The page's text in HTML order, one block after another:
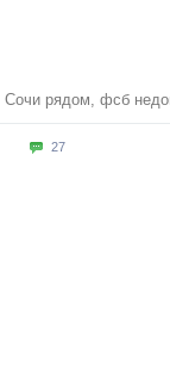
Сочи рядом, фсб
27